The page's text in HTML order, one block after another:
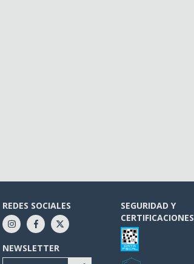
REDES SOCIALES
NEWSLETTER
SEGURIDAD Y
CERTIFICACIONES